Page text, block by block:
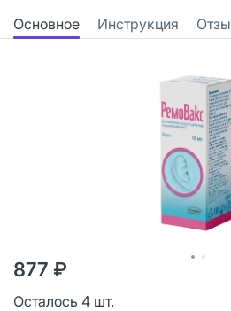
Основное Инструкция
877 ₽
Осталось 4 шт.